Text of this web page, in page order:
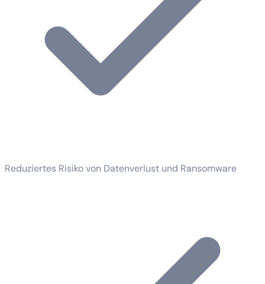
Reduziertes Risiko von Datenverlust und Ransomware